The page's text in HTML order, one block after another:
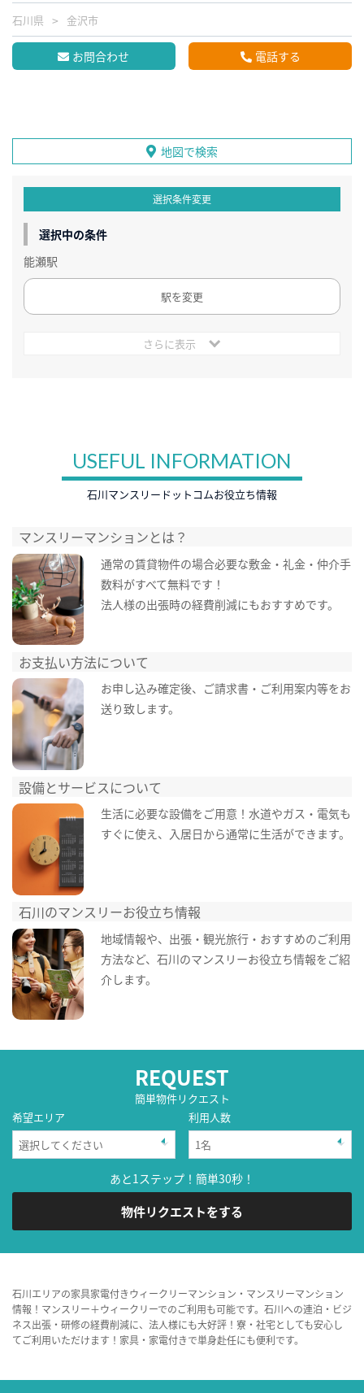
石川県 金沢市
お問合わせ 電話する
地図で検索
選択条件変更
選択中の条件
能瀬駅
駅を変更
さらに表示
USEFUL INFORMATION
石川マンスリードットコムお役立ち情報
マンスリーマンションとは？
通常の賃貸物件の場合必要な敷金・礼金・仲介手
数料がすべて無料です！
法人様の出張時の経費削減にもおすすめです。
お支払い方法について
お申し込み確定後、ご請求書・ご利用案内等をお
送り致します。
設備とサービスについて
生活に必要な設備をご用意！水道やガス・電気も
すぐに使え、入居日から通常に生活ができます。
石川のマンスリーお役立ち情報
地域情報や、出張・観光旅行・おすすめのご利用
方法など、石川のマンスリーお役立ち情報をご紹
介します。
REQUEST
簡単物件リクエスト
希望エリア
利用人数
あと1ステップ！簡単30秒！
物件リクエストをする
石川エリアの家具家電付きウィークリーマンション・マンスリーマンション
情報！マンスリー＋ウィークリーでのご利用も可能です。石川への連泊・ビジ
ネス出張・研修の経費削減に、法人様にも大好評！寮・社宅としても安心し
てご利用いただけます！家具・家電付きで単身赴任にも便利です。